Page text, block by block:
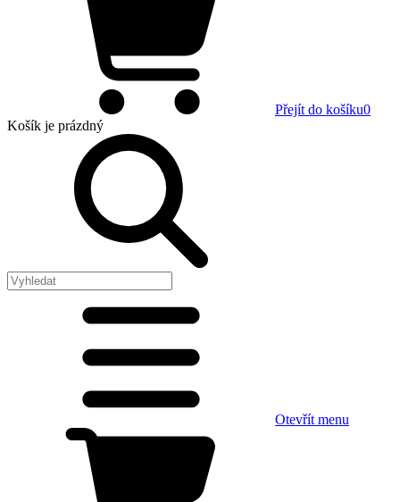
Přejít do košíku0
Košík je prázdný
Otevřít menu